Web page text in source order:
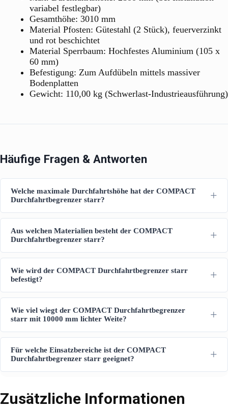
variabel festlegbar)
Gesamthöhe: 3010 mm
Material Pfosten: Gütestahl (2 Stück), feuerverzinkt
und rot beschichtet
Material Sperrbaum: Hochfestes Aluminium (105 x
60 mm)
Befestigung: Zum Aufdübeln mittels massiver
Bodenplatten
Gewicht: 110,00 kg (Schwerlast-Industrieausführung)
Häufige Fragen & Antworten
Welche maximale Durchfahrtshöhe hat der COMPACT
Durchfahrtbegrenzer starr?
Aus welchen Materialien besteht der COMPACT
Durchfahrtbegrenzer starr?
Wie wird der COMPACT Durchfahrtbegrenzer starr
befestigt?
Wie viel wiegt der COMPACT Durchfahrtbegrenzer
starr mit 10000 mm lichter Weite?
Für welche Einsatzbereiche ist der COMPACT
Durchfahrtbegrenzer starr geeignet?
Zusätzliche Informationen